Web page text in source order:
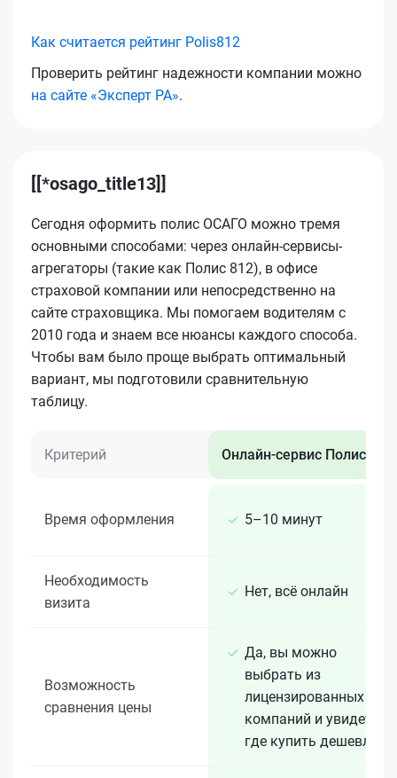
Как считается рейтинг Polis812
Проверить рейтинг надежности компании можно
на сайте «Эксперт РА».
[[*osago_title13]]
Сегодня оформить полис ОСАГО можно тремя
основными способами: через онлайн-сервисы-
агрегаторы (такие как Полис 812), в офисе
страховой компании или непосредственно на
сайте страховщика. Мы помогаем водителям с
2010 года и знаем все нюансы каждого способа.
Чтобы вам было проще выбрать оптимальный
вариант, мы подготовили сравнительную
таблицу.
Критерий Онлайн-сервис Полис 812
Время оформления 5–10 минут
Необходимость
визита
Нет, всё онлайн
Возможность
сравнения цены
Да, вы можно
выбрать из
лицензированных 15+
компаний и увидеть,
где купить дешевле